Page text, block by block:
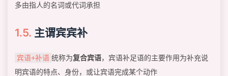
多由指人的名词或代词承担
主谓宾宾补
宾语+补语 统称为复合宾语，宾语补足语的主要作用为补充说
明宾语的特点、身份，或让宾语完成某个动作